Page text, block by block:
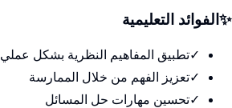
✨ الفوائد التعليمية
✓تطبيق المفاهيم النظرية بشكل عملي
✓تعزيز الفهم من خلال الممارسة
✓تحسين مهارات حل المسائل